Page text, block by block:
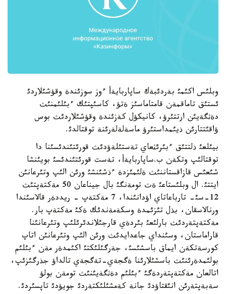
وبلئس اكئمئ بةردئبةك ساپاربايةأ ءوز سوزئندة وقؤشئلاردئ
ئستئق تاماقمةن قامتاماسئز ةتؤ، كاسئپتئك ءبئلئمنئث
دةثگةيئن ارتتئرؤ، كانيكؤل كةزئندة وقؤشئلاردئث بوس
ؤاقئتتارئن ذيئمداستئرؤ ماسةلةلةرئنة توقتالدئ.
بيئلعئ ذلتتئق ءبئرئثعاي تةستئلةؤدئث قورئتئندئسئنا دا
توقتالئپ وتكةن ب.ساپاربايةأ، تةست قورئتئندئسئ بويئنشا
شئعئس قازاقستاننئث ةلئمئزدة ءذشئنشئ ورئن الئپ وتئرعانئن
ايتتئ. ال وبلئستاعئ ةث تومةنگئ بال جيناعان 50 مةكتةپتئث
12-سئ- تارباعاتاي اؤدانئندا، 7 مةكتةپ - ريددةر قالاسئندا
ورنالاسقان، بذل تئزئمدة وسكةمةندئك ةكئ مةكتةپ بار.
مةكتةپتةردئث بارلئعئ بئردةي قارجئلاندئرئلئپ وتئرعانئنا
قاراماستان، وسئنداي جاعدايدئث ورئن الئپ وتئرعانئن اتاپ
كورسةتكةن ايماق باسشئسئ، جةرگئلئكتئ اكئمدةر مةن ءبئلئم
بولئمدةرئنئث باسشئلارئنا ةگجةي-تةگجةي تالداؤ جذرگئزئپ،
اتالعان مةكتةپتةردةگئ ءبئلئم دةثگةيئنئث تومةن بولؤ
سةبةپتةرئن انئقتاؤدئ جانة كةمشئلئكتةردئ جويؤدئ تاپسئردئ.